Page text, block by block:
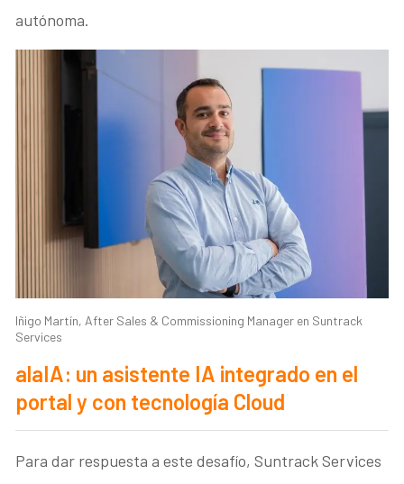
autónoma.
Iñigo Martín, After Sales & Commissioning Manager en Suntrack
Services
alaIA: un asistente IA integrado en el
portal y con tecnología Cloud
Para dar respuesta a este desafío, Suntrack Services